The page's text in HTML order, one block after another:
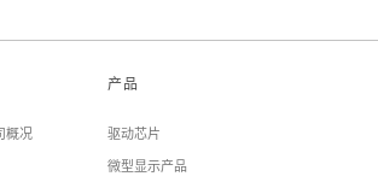
概况
产品
驱动芯片
微型显示产品